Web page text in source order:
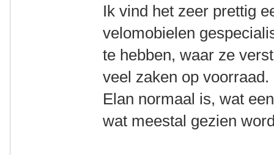
Ik vind het zeer prettig
velomobielen
te hebben, waar ze
veel zaken op
Elan normaal is, wat
wat meestal gezien